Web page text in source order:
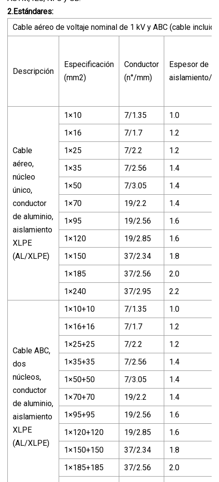
2.Estándares:
Cable aéreo de voltaje nominal de 1 kV y ABC (cable
Descripción
Especificación
(mm2)
Conductor
(n°/mm)
Espesor de
aislamiento/
Cable
aéreo,
núcleo
único,
conductor
de aluminio,
aislamiento
XLPE
(AL/XLPE)
1×10 7/1.35
1.0
1×16
7/1.7
1.2
1×25
7/2.2
1.2
1×35
7/2.56
1.4
1×50
7/3.05
1.4
1×70
19/2.2
1.4
1×95
19/2.56
1.6
1×120
19/2.85
1.6
1×150
37/2.34
1.8
1×185
37/2.56
2.0
1×240
37/2.95 2.2
Cable ABC,
dos
núcleos,
conductor
de aluminio,
aislamiento
XLPE
(AL/XLPE)
1×10+10 7/1.35
1.0
1×16+16
7/1.7
1.2
1×25+25
7/2.2
1.2
1×35+35
7/2.56
1.4
1×50+50
7/3.05
1.4
1×70+70
19/2.2
1.4
1×95+95
19/2.56
1.6
1×120+120
19/2.85
1.6
1×150+150
37/2.34
1.8
1×185+185
37/2.56
2.0